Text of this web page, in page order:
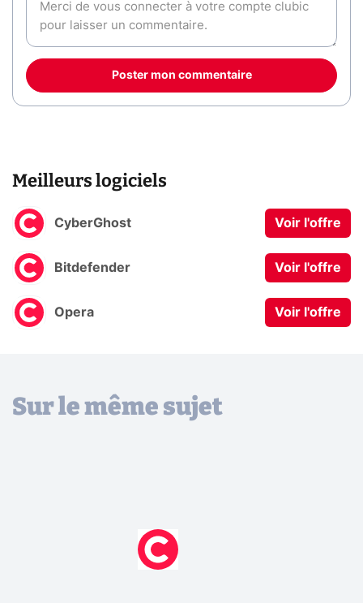
Poster mon commentaire
Meilleurs logiciels
CyberGhost Voir l'offre
Bitdefender Voir l'offre
Opera Voir l'offre
Sur le même sujet